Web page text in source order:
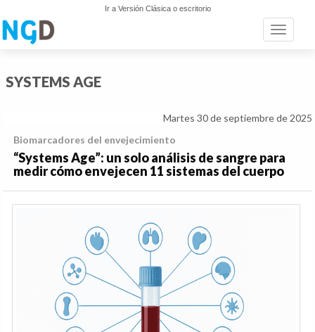
Ir a Versión Clásica o escritorio
Toggle
SYSTEMS AGE
Martes 30 de septiembre de 2025
Biomarcadores del envejecimiento
“Systems Age”: un solo análisis de sangre para
medir cómo envejecen 11 sistemas del cuerpo